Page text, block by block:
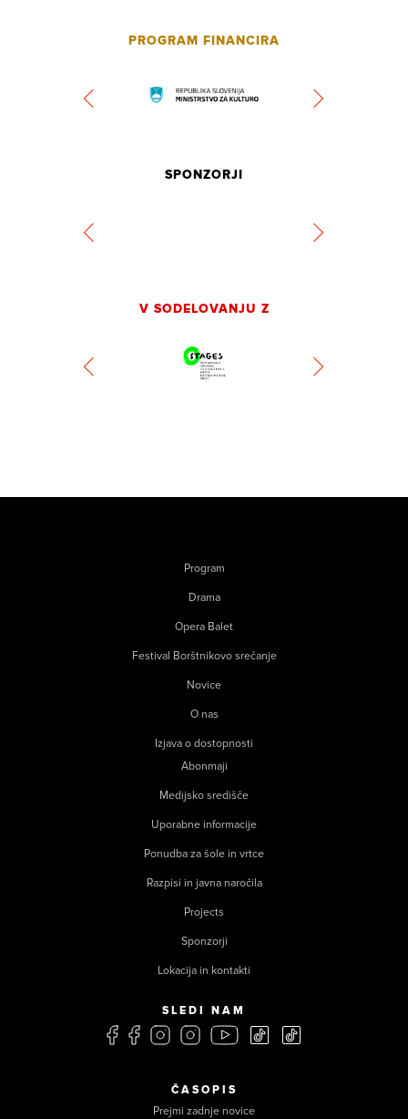
PROGRAM FINANCIRA
SPONZORJI
V SODELOVANJU Z
Program
Drama
Opera Balet
Festival Borštnikovo srečanje
Novice
O nas
Izjava o dostopnosti
Abonmaji
Medijsko središče
Uporabne informacije
Ponudba za šole in vrtce
Razpisi in javna naročila
Projects
Sponzorji
Lokacija in kontakti
SLEDI NAM
ČASOPIS
Prejmi zadnje novice